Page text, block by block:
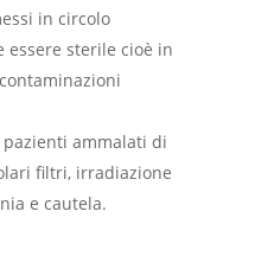
in circolo
essere sterile cioè in
ammalati di
filtri, irradiazione
e cautela.